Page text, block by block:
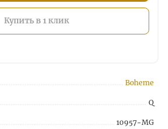
Купить в 1 клик
Boheme
Q
10957-MG